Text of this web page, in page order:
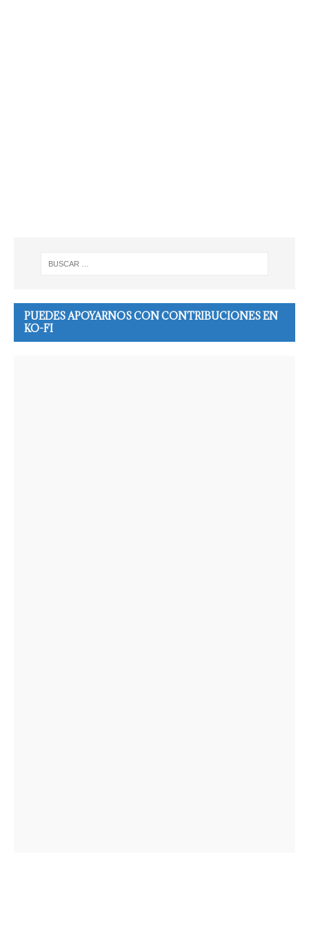
PUEDES APOYARNOS CON CONTRIBUCIONES EN
KO-FI